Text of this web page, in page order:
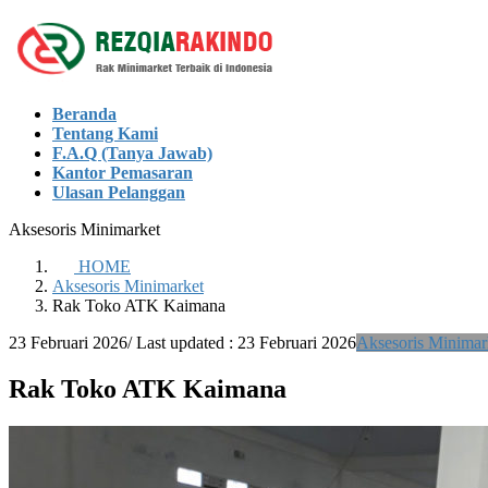
Skip
to
the
Skip
to
the
Beranda
Tentang Kami
F.A.Q (Tanya Jawab)
Kantor Pemasaran
Ulasan Pelanggan
Aksesoris Minimarket
HOME
Aksesoris Minimarket
Rak Toko ATK Kaimana
23 Februari 2026/ Last updated : 23 Februari 2026Aksesoris
Rak Toko ATK Kaimana